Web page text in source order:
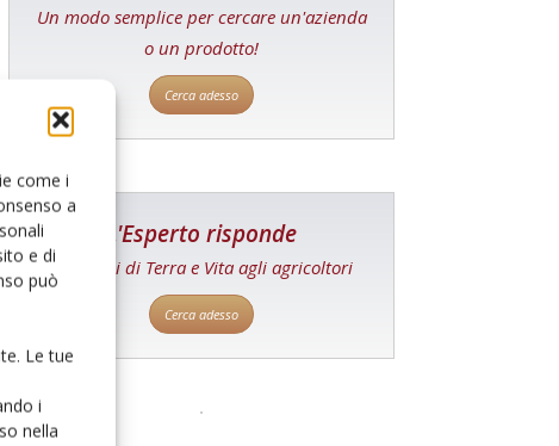
come i
a
e di
può
Le tue
i
nella
Un modo semplice per cercare un'azienda
o un prodotto!
Cerca adesso
L'Esperto risponde
I consigli di Terra e Vita agli agricoltori
Cerca adesso